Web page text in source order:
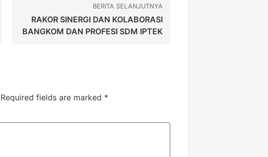
BERITA SELANJUTNYA
RAKOR SINERGI DAN KOLABORASI
BANGKOM DAN PROFESI SDM IPTEK
Required fields are marked *